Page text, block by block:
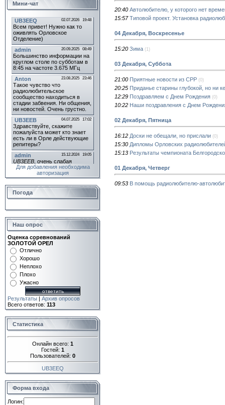
Мини-чат
Для добавления необходима
авторизация
Погода
Наш опрос
Оценка соревнований
ЗОЛОТОЙ ОРЕЛ
Отлично
Хорошо
Неплохо
Плохо
Ужасно
Результаты | Архив опросов
Всего ответов: 113
Статистика
Онлайн всего: 1
Гостей: 1
Пользователей: 0
UB3EEQ
Форма входа
Логин:
20:40 Автолюбителю, у которого нет
15:57 Типовой проект. Установка
04 Декабря, Воскресенье
15:20 Зима (1)
03 Декабря, Суббота
21:00 Приятные новости из СРР (0)
20:25 Приданье старины глубокой, но ни
12:29 Поздравляем с Днем Рождения (0)
10:22 Наши поздравления с Днем
02 Декабря, Пятница
16:12 Доски не обещали, но прислали (0)
15:30 Дипломы Орловских
15:13 Результаты чемпионата
01 Декабря, Четверг
09:53 В помощь радиолюбителю-